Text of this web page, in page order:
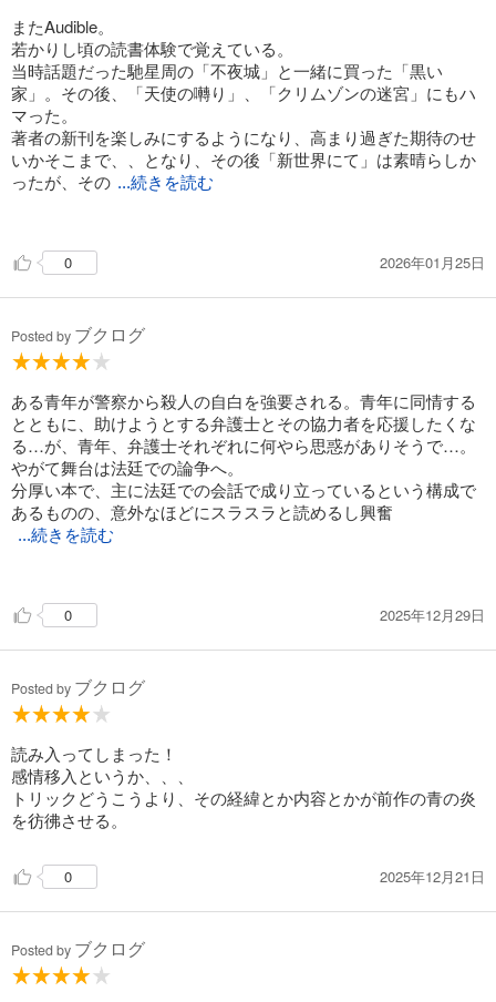
て、決して好印象ではないが敵役として文句なしの働きを務め
ている。おかげで、公判でのやり取りは緊張感みなぎりつつも
思わず吹き出してしまうところがいくつもあった。
この公判が本作のメインで、楽しめる部分。
サスペンスかミステリーかギリギリのラインで、謎は兎の内面
にある。
兎が本当に求めていた望みが果たされる場面こそクライマック
スのはずなのに、この終わり方は…そこを作品外に置いた方
確かに、全編を通して訴えたいのであろう内容は、よく伝わっ
てくる。兎本人も、代理人である弁護士も、同じ内容を何度も
叫んでいる。
けれど読者としてはやっぱり描いてほしいと思ってしまう。こ
の終わり方だと、どうしても「俺たちの戦いはこれからだ！」
またAudible。
若かりし頃の読書体験で覚えている。
当時話題だった馳星周の「不夜城」と一緒に買った「黒い
家」。その後、「天使の囀り」、「クリムゾンの迷宮」にもハ
マった。
著者の新刊を楽しみにするようになり、高まり過ぎた期待のせ
いかそこまで、、となり、その後「新世界にて」は素晴らしか
ったが、その ...続きを読む
そして、この「兎」 。これは傑作だ。
やっぱり貴志祐介はすごい。
0 2026年01月25日
Posted by ブクログ
ある青年が警察から殺人の自白を強要される。青年に同情する
とともに、助けようとする弁護士とその協力者を応援したくな
る…が、青年、弁護士それぞれに何やら思惑がありそうで…。
やがて舞台は法廷での論争へ。
分厚い本で、主に法廷での会話で成り立っているという構成で
あるものの、意外なほどにスラスラと読めるし興奮
...続きを読む
のようなジャンルでもここまで楽しくなるという驚きを味わえ
る。
0 2025年12月29日
Posted by ブクログ
読み入ってしまった！
感情移入というか、、、
トリックどうこうより、その経緯とか内容とかが前作の青の炎
を彷彿させる。
0 2025年12月21日
Posted by ブクログ